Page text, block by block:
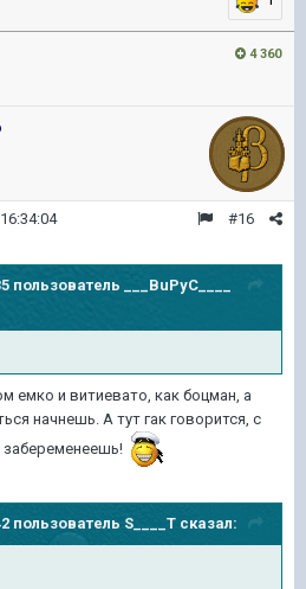
4 360
#16
пользователь
___BuPyC____
емко и витиевато, как боцман, а
начнешь. А тут гак говорится, с
забеременеешь!
пользователь S____T сказал: